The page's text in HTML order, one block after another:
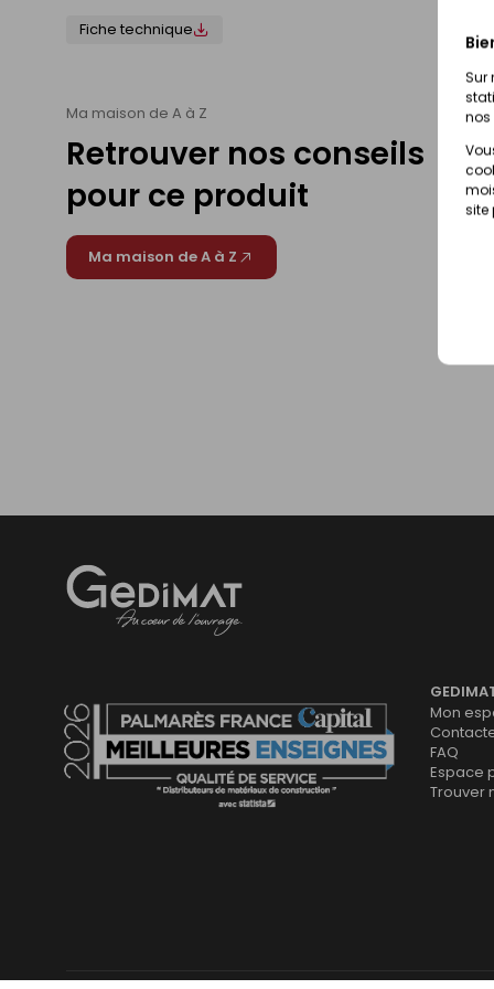
Sur
nos
site
Fiche technique
Ma maison de A à Z
Retrouver nos conseils
pour ce produit
Ma maison de A à Z
Mon
FAQ
Espace
Trouver